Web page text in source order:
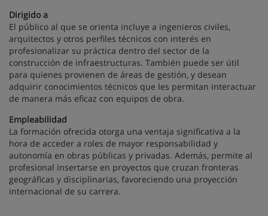
Dirigido a
El público al que se orienta incluye a ingenieros civiles,
arquitectos y otros perfiles técnicos con interés en
profesionalizar su práctica dentro del sector de la
construcción de infraestructuras. También puede ser útil
para quienes provienen de áreas de gestión, y desean
adquirir conocimientos técnicos que les permitan interactuar
de manera más eficaz con equipos de obra.
Empleabilidad
La formación ofrecida otorga una ventaja significativa a la
hora de acceder a roles de mayor responsabilidad y
autonomía en obras públicas y privadas. Además, permite al
profesional insertarse en proyectos que cruzan fronteras
geográficas y disciplinarias, favoreciendo una proyección
internacional de su carrera.